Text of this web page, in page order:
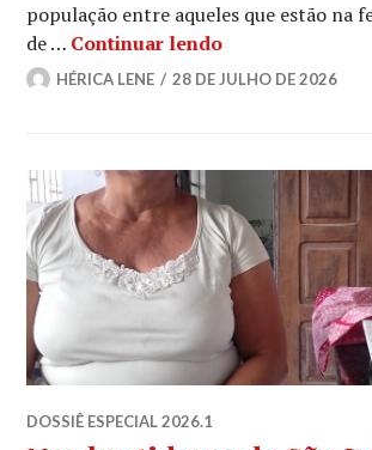
população entre aqueles que estão na
de … Continuar lendoSão João x Pets
HÉRICA LENE 28 DE JULHO DE 2026
DOSSIÊ ESPECIAL 2026.1